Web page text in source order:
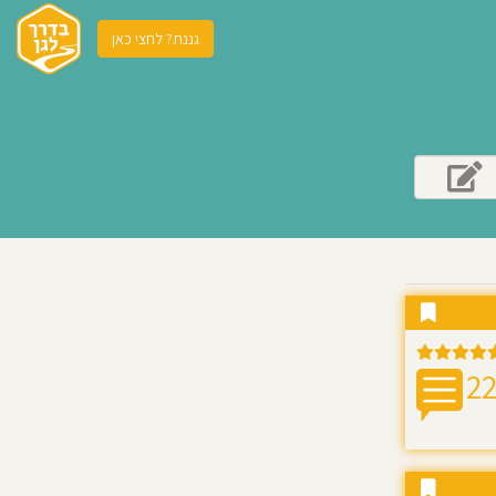
גננת? לחצי כאן
22